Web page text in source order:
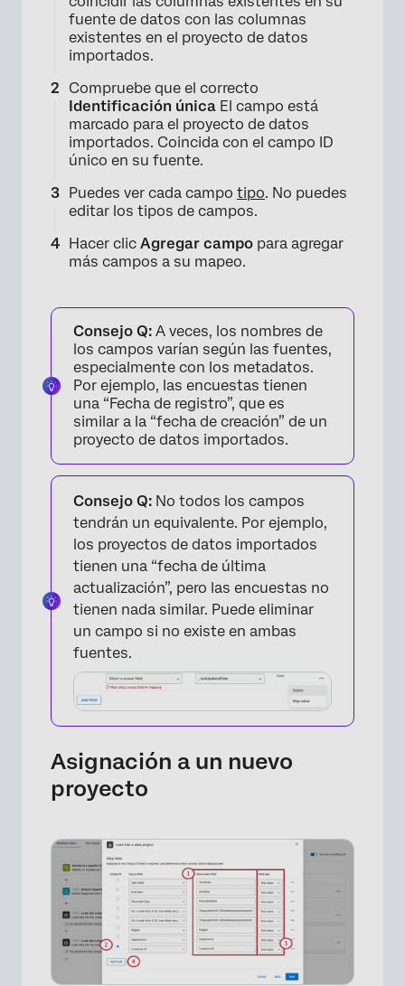
×
fuente de datos con las columnas
existentes en el proyecto de datos
importados.
Compruebe que el correcto
Identificación única El campo está
marcado para el proyecto de datos
importados. Coincida con el campo ID
único en su fuente.
Puedes ver cada campo tipo. No puedes
editar los tipos de campos.
Hacer clic Agregar campo para agregar
más campos a su mapeo.
Consejo Q: A veces, los nombres de
los campos varían según las fuentes,
especialmente con los metadatos.
Por ejemplo, las encuestas tienen
una “Fecha de registro”, que es
similar a la “fecha de creación” de un
proyecto de datos importados.
Consejo Q: No todos los campos
tendrán un equivalente. Por ejemplo,
los proyectos de datos importados
tienen una “fecha de última
actualización”, pero las encuestas no
tienen nada similar. Puede eliminar
un campo si no existe en ambas
fuentes.
Asignación a un nuevo
proyecto